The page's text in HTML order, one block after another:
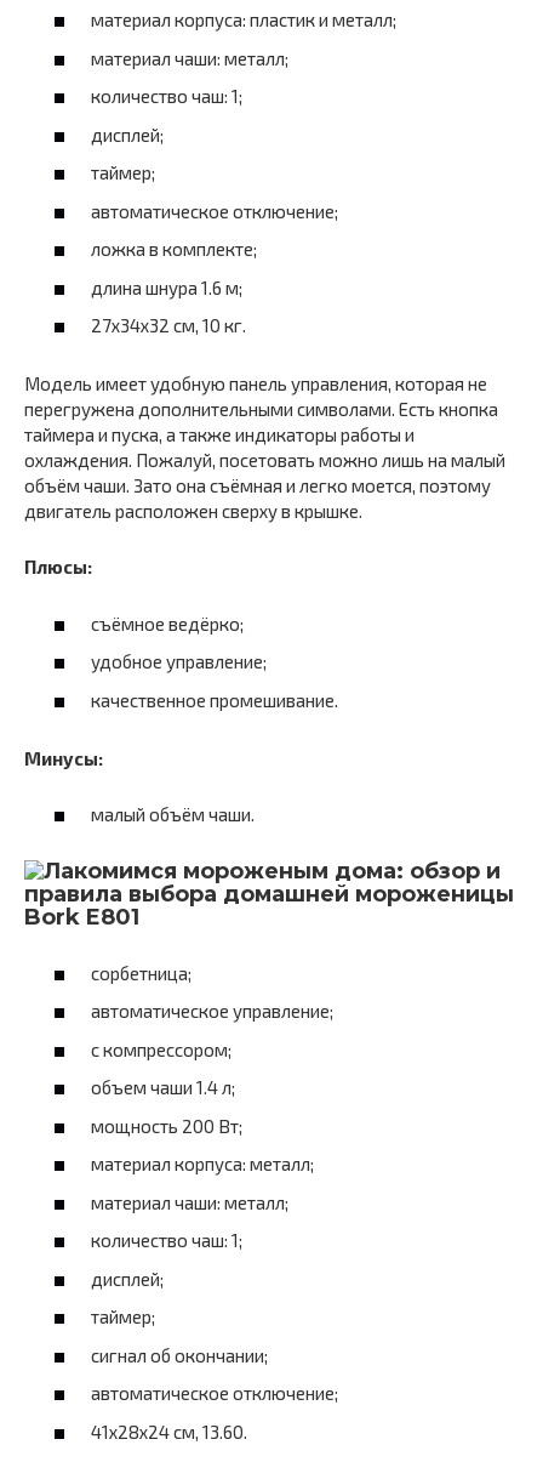
материал корпуса: пластик и металл;
материал чаши: металл;
количество чаш: 1;
дисплей;
таймер;
автоматическое отключение;
ложка в комплекте;
длина шнура 1.6 м;
27x34x32 см, 10 кг.
Модель имеет удобную панель управления, которая не
перегружена дополнительными символами. Есть кнопка
таймера и пуска, а также индикаторы работы и
охлаждения. Пожалуй, посетовать можно лишь на малый
объём чаши. Зато она съёмная и легко моется, поэтому
двигатель расположен сверху в крышке.
Плюсы:
съёмное ведёрко;
удобное управление;
качественное промешивание.
Минусы:
малый объём чаши.
Bork E801
сорбетница;
автоматическое управление;
с компрессором;
объем чаши 1.4 л;
мощность 200 Вт;
материал корпуса: металл;
материал чаши: металл;
количество чаш: 1;
дисплей;
таймер;
сигнал об окончании;
автоматическое отключение;
41x28x24 см, 13.60.